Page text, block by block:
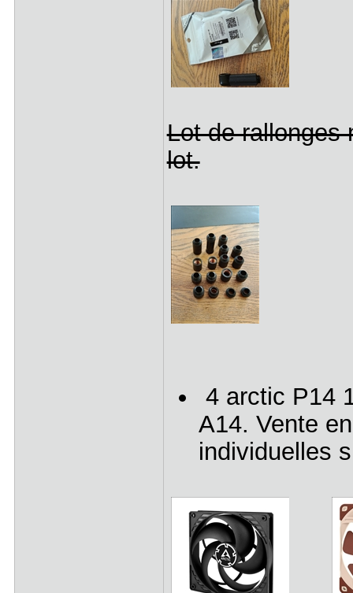
Lot de rallonges
lot.
4 arctic P14
A14. Vente
individuelles